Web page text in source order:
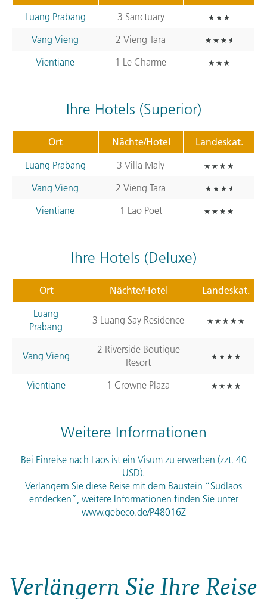
Luang Prabang
3 Sanctuary
Vang Vieng
2 Vieng Tara
Vientiane
1 Le Charme
Ihre Hotels (Superior)
Ort Nächte/Hotel
Landeskat.
Luang Prabang
3 Villa Maly
Vang Vieng
2 Vieng Tara
Vientiane
1 Lao Poet
Ihre Hotels (Deluxe)
Ort Nächte/Hotel
Landeskat.
Luang
Prabang
3 Luang Say Residence
Vang Vieng
2 Riverside Boutique
Resort
Vientiane
1 Crowne Plaza
Weitere Informationen
Bei Einreise nach Laos ist ein Visum zu erwerben (zzt. 40
USD).
Verlängern Sie diese Reise mit dem Baustein “Südlaos
entdecken”, weitere Informationen finden Sie unter
www.gebeco.de/P48016Z
Verlängern Sie Ihre Reise